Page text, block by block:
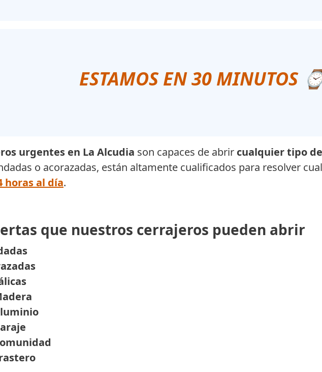
ESTAMOS EN 30 MINUTOS
urgentes en La Alcudia son capaces de abrir cualquier tipo
o acorazadas, están altamente cualificados para resolver
horas al día.
que nuestros cerrajeros pueden abrir